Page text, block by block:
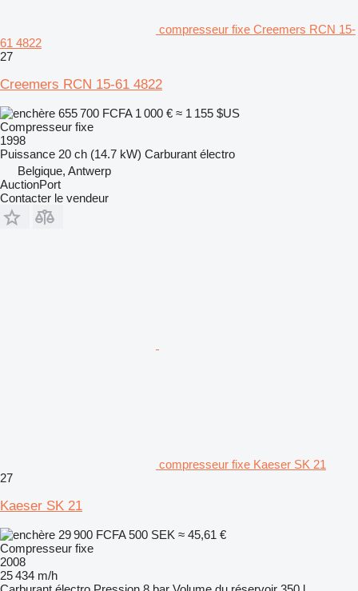
compresseur fixe Creemers RCN 15-
61 4822
27
Creemers RCN 15-61 4822
655 700 FCFA 1 000 € ≈ 1 155 $US
Compresseur fixe
1998
Puissance 20 ch (14.7 kW) Carburant électro
Belgique, Antwerp
AuctionPort
Contacter le vendeur
compresseur fixe Kaeser SK 21
27
Kaeser SK 21
29 900 FCFA500 SEK ≈ 45,61 €
Compresseur fixe
2008
25 434 m/h